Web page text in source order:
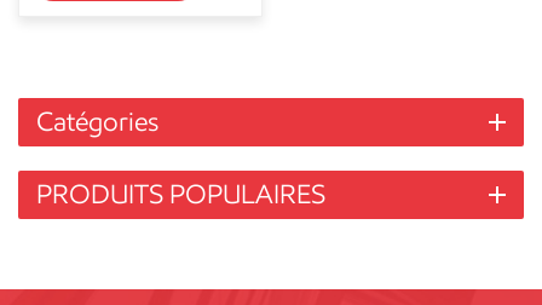
Catégories
PRODUITS POPULAIRES